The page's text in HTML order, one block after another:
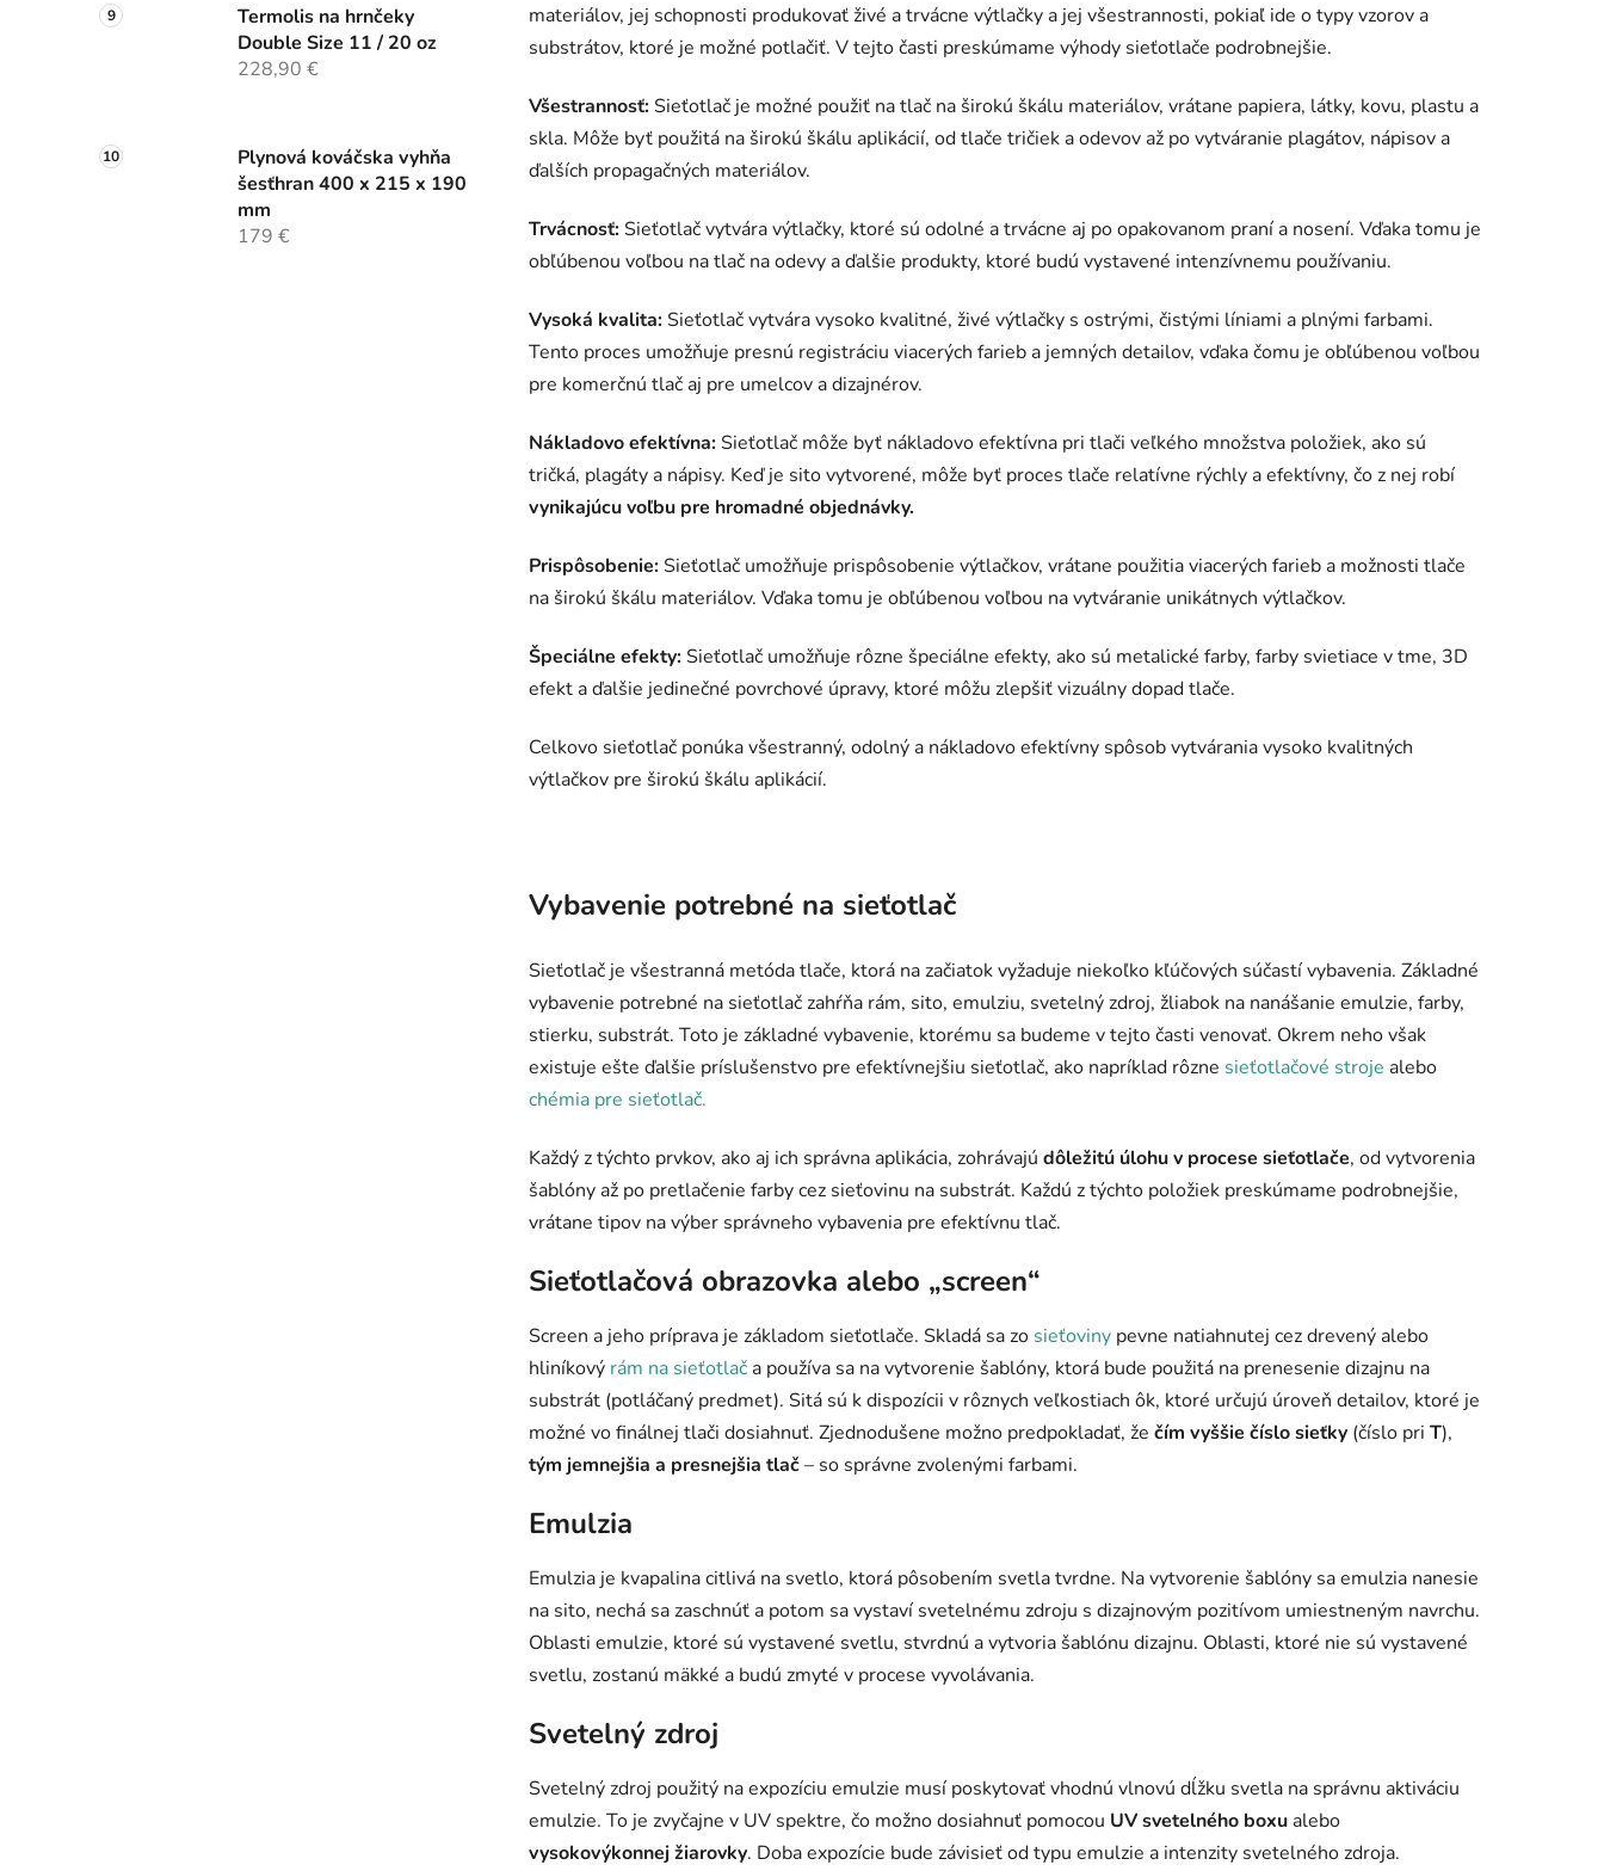
Termolis na hrnčeky
Double Size 11 / 20 oz
228,90 €
Plynová kováčska vyhňa
šesťhran 400 x 215 x 190
mm
179 €
materiálov, jej schopnosti produkovať živé a trvácne výtlačky a jej všestrannosti, pokiaľ ide o typy vzorov a
substrátov, ktoré je možné potlačiť. V tejto časti preskúmame výhody sieťotlače podrobnejšie.
Všestrannosť:Sieťotlač je možné použiť na tlač na širokú škálu materiálov, vrátane papiera, látky, kovu, plastu a
skla. Môže byť použitá na širokú škálu aplikácií, od tlače tričiek a odevov až po vytváranie plagátov, nápisov a
ďalších propagačných materiálov.
Trvácnosť:Sieťotlač vytvára výtlačky, ktoré sú odolné a trvácne aj po opakovanom praní a nosení. Vďaka tomu je
obľúbenou voľbou na tlač na odevy a ďalšie produkty, ktoré budú vystavené intenzívnemu používaniu.
Vysoká kvalita:Sieťotlač vytvára vysoko kvalitné, živé výtlačky s ostrými, čistými líniami a plnými farbami.
Tento proces umožňuje presnú registráciu viacerých farieb a jemných detailov, vďaka čomu je obľúbenou voľbou
pre komerčnú tlač aj pre umelcov a dizajnérov.
Nákladovo efektívna:Sieťotlač môže byť nákladovo efektívna pri tlači veľkého množstva položiek, ako sú
tričká, plagáty a nápisy. Keď je sito vytvorené, môže byť proces tlače relatívne rýchly a efektívny, čo z nej robí
vynikajúcu voľbu pre hromadné objednávky.
Prispôsobenie:Sieťotlač umožňuje prispôsobenie výtlačkov, vrátane použitia viacerých farieb a možnosti tlače
na širokú škálu materiálov. Vďaka tomu je obľúbenou voľbou na vytváranie unikátnych výtlačkov.
Špeciálne efekty:Sieťotlač umožňuje rôzne špeciálne efekty, ako sú metalické farby, farby svietiace v tme, 3D
efekt a ďalšie jedinečné povrchové úpravy, ktoré môžu zlepšiť vizuálny dopad tlače.
Celkovo sieťotlač ponúka všestranný, odolný a nákladovo efektívny spôsob vytvárania vysoko kvalitných
výtlačkov pre širokú škálu aplikácií.
Vybavenie potrebné na sieťotlač
Sieťotlač je všestranná metóda tlače, ktorá na začiatok vyžaduje niekoľko kľúčových súčastí vybavenia. Základné
vybavenie potrebné na sieťotlač zahŕňa rám, sito, emulziu, svetelný zdroj, žliabok na nanášanie emulzie, farby,
stierku, substrát. Toto je základné vybavenie, ktorému sa budeme v tejto časti venovať. Okrem neho však
existuje ešte ďalšie príslušenstvo pre efektívnejšiu sieťotlač, ako napríklad rôzne sieťotlačové stroje alebo
chémia pre sieťotlač.
Každý z týchto prvkov, ako aj ich správna aplikácia, zohrávajú dôležitú úlohu v procese sieťotlače, od vytvorenia
šablóny až po pretlačenie farby cez sieťovinu na substrát. Každú z týchto položiek preskúmame podrobnejšie,
vrátane tipov na výber správneho vybavenia pre efektívnu tlač.
Sieťotlačová obrazovka alebo „screen“
Screen a jeho príprava je základom sieťotlače. Skladá sa zo sieťoviny pevne natiahnutej cez drevený alebo
hliníkový rám na sieťotlač a používa sa na vytvorenie šablóny, ktorá bude použitá na prenesenie dizajnu na
substrát (potláčaný predmet). Sitá sú k dispozícii v rôznych veľkostiach ôk, ktoré určujú úroveň detailov, ktoré je
možné vo finálnej tlači dosiahnuť. Zjednodušene možno predpokladať, že čím vyššie číslo sieťky (číslo pri T),
tým jemnejšia a presnejšia tlač– so správne zvolenými farbami.
Emulzia
Emulzia je kvapalina citlivá na svetlo, ktorá pôsobením svetla tvrdne. Na vytvorenie šablóny sa emulzia nanesie
na sito, nechá sa zaschnúť a potom sa vystaví svetelnému zdroju s dizajnovým pozitívom umiestneným navrchu.
Oblasti emulzie, ktoré sú vystavené svetlu, stvrdnú a vytvoria šablónu dizajnu. Oblasti, ktoré nie sú vystavené
svetlu, zostanú mäkké a budú zmyté v procese vyvolávania.
Svetelný zdroj
Svetelný zdroj použitý na expozíciu emulzie musí poskytovať vhodnú vlnovú dĺžku svetla na správnu aktiváciu
emulzie. To je zvyčajne v UV spektre, čo možno dosiahnuť pomocou UV svetelného boxu alebo
vysokovýkonnej žiarovky. Doba expozície bude závisieť od typu emulzie a intenzity svetelného zdroja.